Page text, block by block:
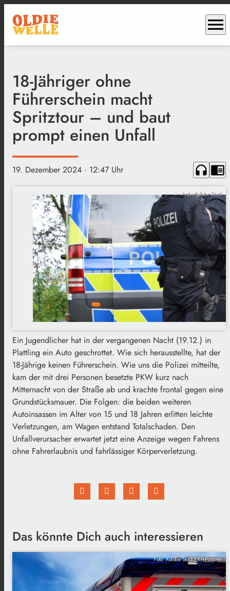
menu
18-Jähriger ohne
Führerschein macht
Spritztour – und baut
prompt einen Unfall
19. Dezember 2024 · 12:47 Uhr headphones chrome_reader_mode
Antje/Adobe Stock
Ein Jugendlicher hat in der vergangenen Nacht (19.12.) in
Plattling ein Auto geschrottet. Wie sich herausstellte, hat der
18-Jährige keinen Führerschein. Wie uns die Polizei mitteilte,
kam der mit drei Personen besetzte PKW kurz nach
Mitternacht von der Straße ab und krachte frontal gegen eine
Grundstücksmauer. Die Folgen: die beiden weiteren
Autoinsassen im Alter von 15 und 18 Jahren erlitten leichte
Verletzungen, am Wagen entstand Totalschaden. Den
Unfallverursacher erwartet jetzt eine Anzeige wegen Fahrens
ohne Fahrerlaubnis und fahrlässiger Körperverletzung.
Das könnte Dich auch interessieren
Foto: Adobe Stock EKH-Pictures